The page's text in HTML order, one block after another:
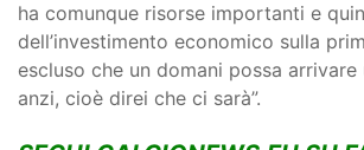
ha comunque risorse importanti e
dell’investimento economico sulla
escluso che un domani possa
anzi, cioè direi che ci sarà”.